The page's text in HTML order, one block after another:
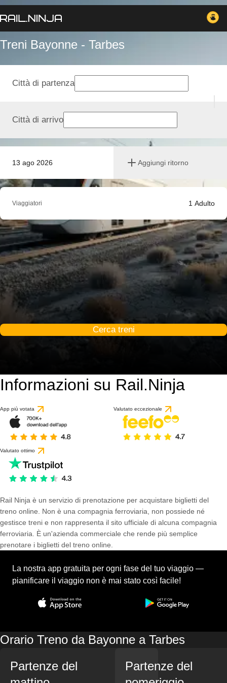
Treni Bayonne - Tarbes
13 ago 2026 Aggiungi ritorno
Città di partenza
Città di arrivo
Viaggiatori 1 Adulto
Cerca treni
Informazioni su Rail.Ninja
App più votata Valutato eccezionale
Valutato ottimo
Rail Ninja è un servizio di prenotazione per acquistare biglietti del
treno online. Non è una compagnia ferroviaria, non possiede né
gestisce treni e non rappresenta il sito ufficiale di alcuna compagnia
ferroviaria. È un'azienda commerciale che rende più semplice
prenotare i biglietti del treno online.
La nostra app gratuita per ogni fase del tuo viaggio —
pianificare il viaggio non è mai stato così facile!
Orario Treno da Bayonne a Tarbes
Partenze del
Partenze del